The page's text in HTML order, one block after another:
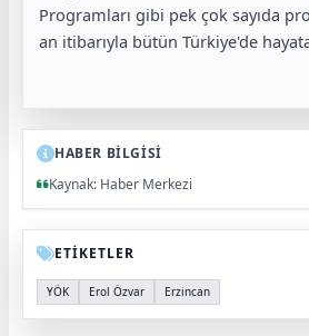
Programları gibi pek çok sayıda
an itibarıyla bütün Türkiye'de
HABER BİLGİSİ
Kaynak: Haber Merkezi
ETİKETLER
YÖK Erol Özvar Erzincan